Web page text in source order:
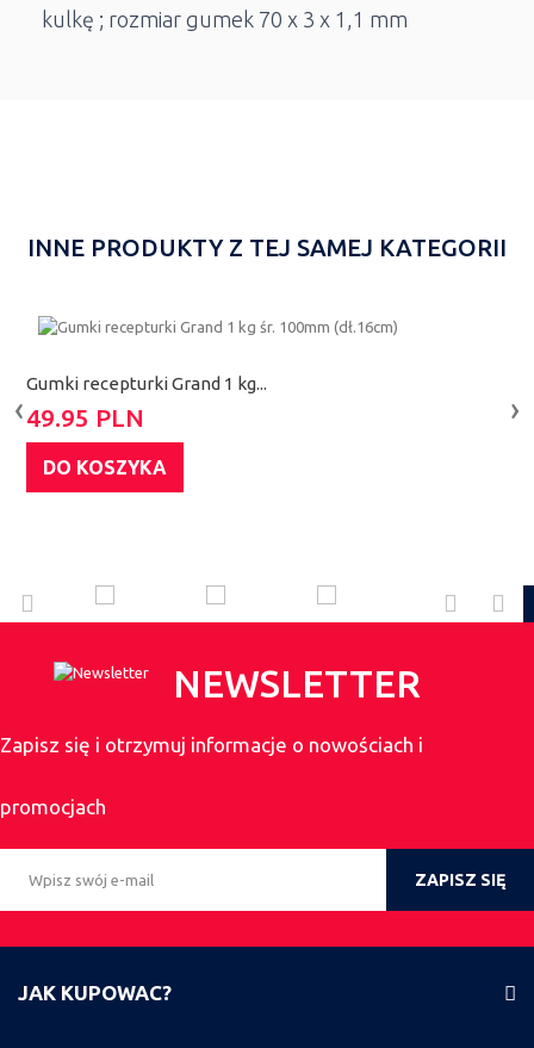
kulkę ; rozmiar gumek 70 x 3 x 1,1 mm
INNE PRODUKTY Z TEJ SAMEJ KATEGORII
Gumki recepturki Grand 1 kg...
49.95 PLN
DO KOSZYKA
‹ ›
NEWSLETTER
Zapisz się i otrzymuj informacje o nowościach i
promocjach
ZAPISZ SIĘ
JAK KUPOWAC?